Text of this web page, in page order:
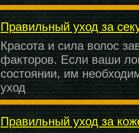
Правильный уход за
Красота и сила волос
факторов. Если ваши
состоянии, им
уход
Правильный уход за